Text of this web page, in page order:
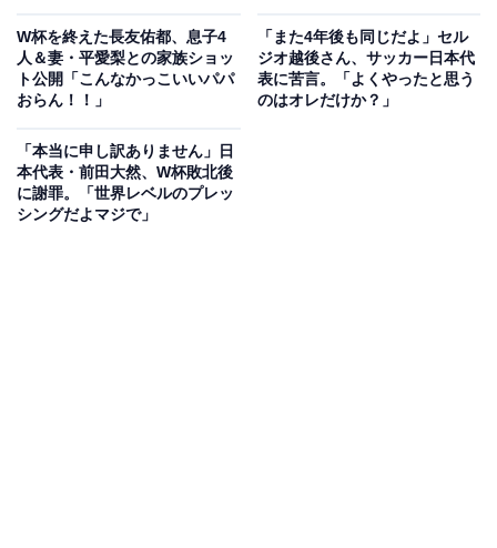
コメントでは、「アウェイユニフォーム高くて買えなか
ったんでキーホルダー良いかも！右の欲しい」「すぐ売
れきれそうと思ったら受注生産」「普通にかわいい」
イユニのグッズって、しまむらさん分かってるなあ」
「ようやくアウェイユニ買えるわ」「購買欲そそるな」
といった声が寄せられました。
W杯を終えた長友佑都、息子4
人＆妻・平愛梨との家族ショッ
ト公開「こんなかっこいいパパ
おらん！！」
「また4年後も同じだよ」セル
ジオ越後さん、サッカー日本代
表に苦言。「よくやったと思う
のはオレだけか？」
「本当に申し訳ありません」日
本代表・前田大然、W杯敗北後
に謝罪。「世界レベルのプレッ
シングだよマジで」